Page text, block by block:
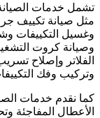
تشمل خدمات الصيانة
مثل صيانة تكييف
وغسيل التكييفات
وصيانة كروت
الفلاتر وإصلاح
وتركيب وفك
كما نقدم خدمات
الأعطال المفاجئة